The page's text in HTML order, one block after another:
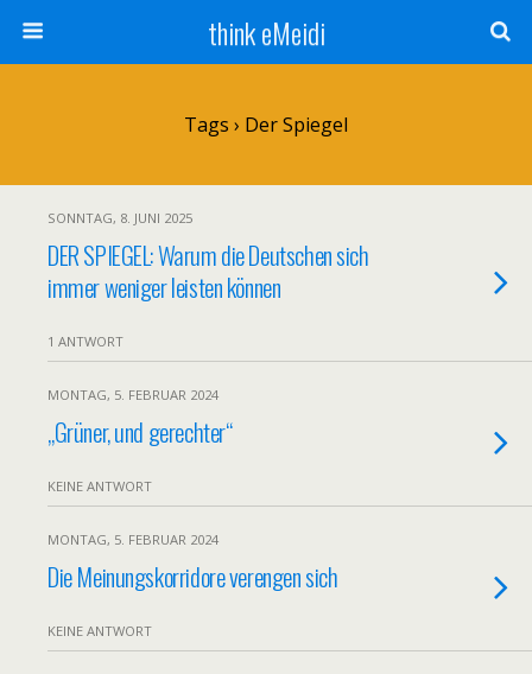
think eMeidi
Tags › Der Spiegel
SONNTAG, 8. JUNI 2025
DER SPIEGEL: Warum die Deutschen sich
immer weniger leisten können
1 ANTWORT
MONTAG, 5. FEBRUAR 2024
„Grüner, und gerechter“
KEINE ANTWORT
MONTAG, 5. FEBRUAR 2024
Die Meinungskorridore verengen sich
KEINE ANTWORT